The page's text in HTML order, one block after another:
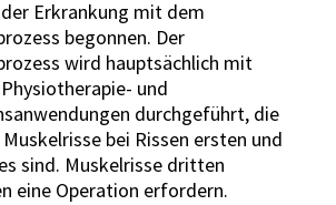
Erkrankung mit dem
begonnen. Der
wird hauptsächlich mit
und
durchgeführt, die
bei Rissen ersten und
sind. Muskelrisse dritten
eine Operation erfordern.